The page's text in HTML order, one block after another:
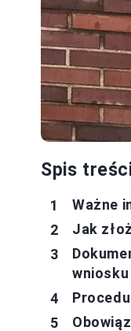
Spis
Ważne
Jak
wniosku